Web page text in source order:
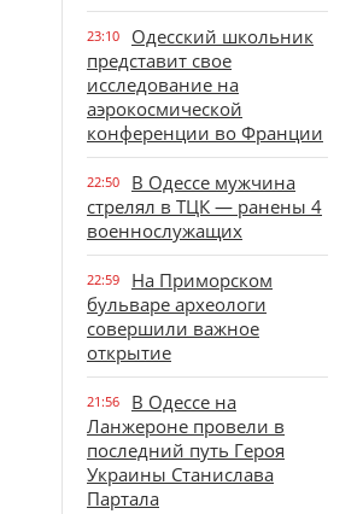
23:10
Одесский школьник
представит свое
исследование на
аэрокосмической
конференции во Франции
22:50
В Одессе мужчина
стрелял в ТЦК — ранены 4
военнослужащих
22:59
На Приморском
бульваре археологи
совершили важное
открытие
21:56
В Одессе на
Ланжероне провели в
последний путь Героя
Украины Станислава
Партала